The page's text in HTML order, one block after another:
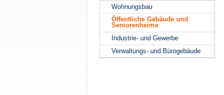
Wohnungsbau
Öffentliche Gebäude und
Seniorenheime
Industrie- und Gewerbe
Verwaltungs- und Bürogebäude